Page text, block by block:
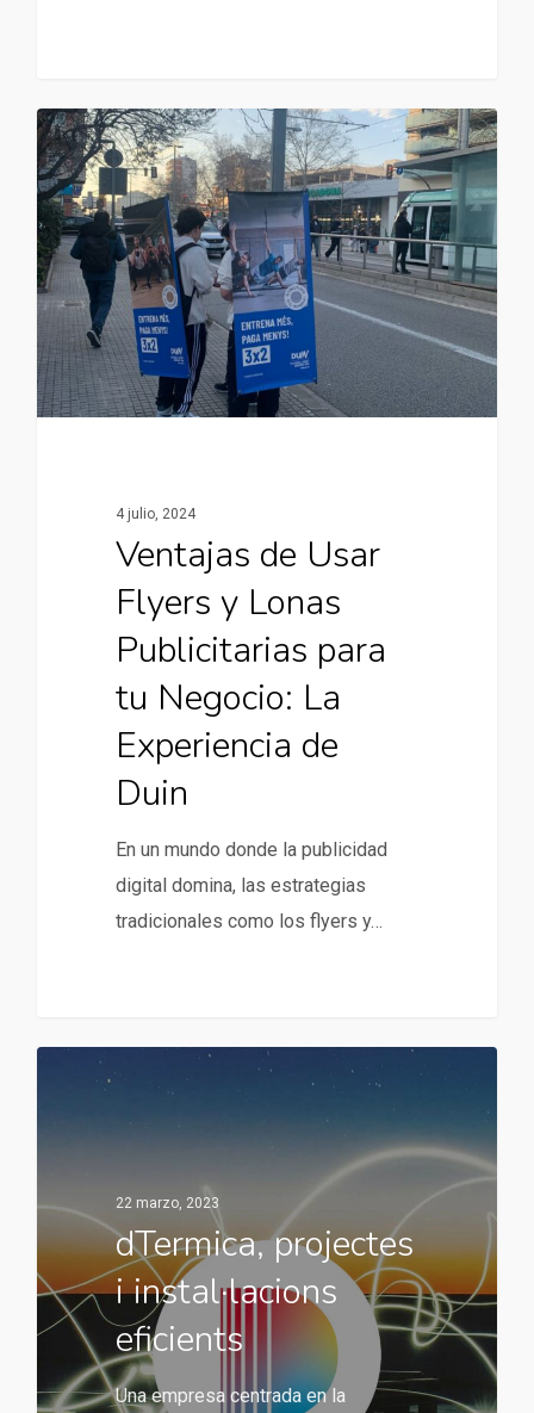
4 julio, 2024
Ventajas de Usar
Flyers y Lonas
Publicitarias para
tu Negocio: La
Experiencia de
Duin
En un mundo donde la publicidad
digital domina, las estrategias
tradicionales como los flyers y…
22 marzo, 2023
dTermica, projectes
i instal·lacions
eficients
Una empresa centrada en la